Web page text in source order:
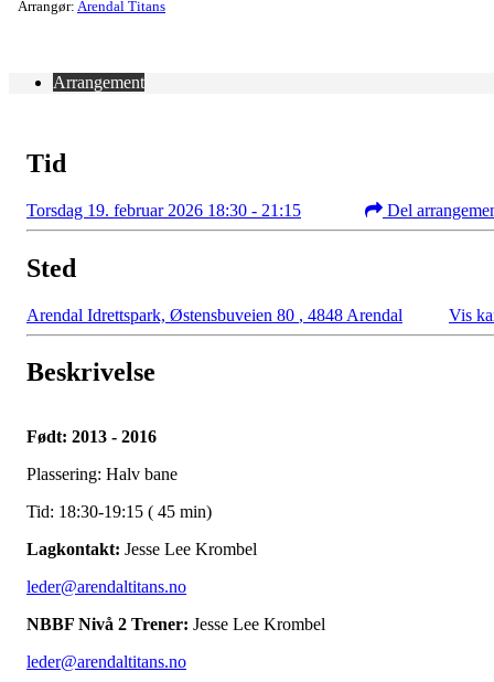
Arrangør: Arendal Titans
Arrangement
Tid
Torsdag 19. februar 2026 18:30 - 21:15 Del
Sted
Arendal Idrettspark, Østensbuveien 80 , 4848 Arendal Vis
Beskrivelse
Født: 2013 - 2016
Plassering: Halv bane
Tid: 18:30-19:15 ( 45 min)
Lagkontakt: Jesse Lee Krombel
leder@arendaltitans.no
NBBF Nivå 2 Trener: Jesse Lee Krombel
leder@arendaltitans.no